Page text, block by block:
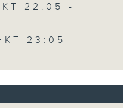
22:05 -
23:05 -